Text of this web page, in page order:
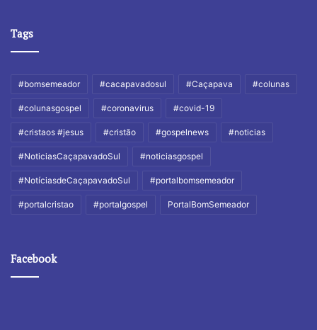
Tags
#bomsemeador #cacapavadosul #Caçapava #colunas
#colunasgospel #coronavirus #covid-19
#cristaos #jesus #cristão #gospelnews #noticias
#NoticiasCaçapavadoSul #noticiasgospel
#NotíciasdeCaçapavadoSul #portalbomsemeador
#portalcristao #portalgospel PortalBomSemeador
Facebook